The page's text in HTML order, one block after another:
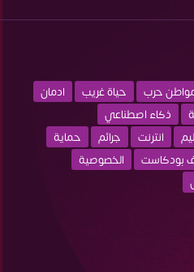
حرب حياة غريب
ادمان
ذكاء اصطناعي
انترنت جرائم
حماية
بودكاست
الخصوصية